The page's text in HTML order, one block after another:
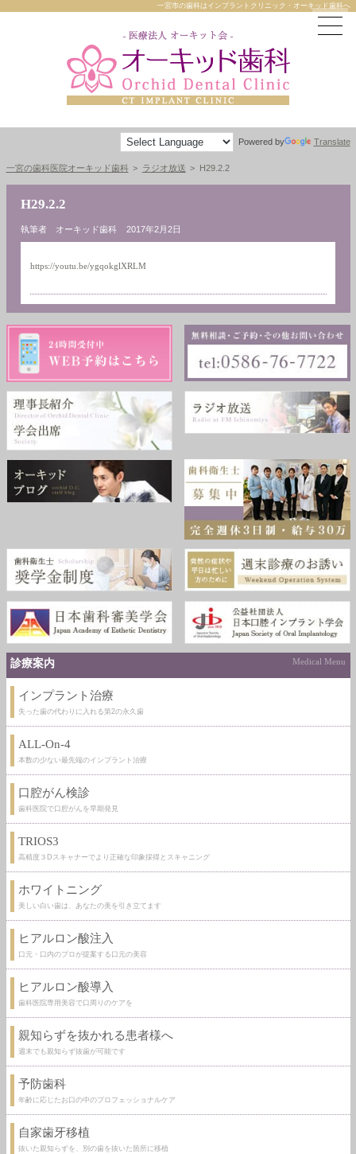
一宮市の歯科はインプラントクリニック・オーキッド歯科へ
Powered by Translate
診療案内 Medical Menu
インプラント治療
失った歯の代わりに入れる第2の永久歯
ALL-On-4
本数の少ない最先端のインプラント治療
口腔がん検診
歯科医院で口腔がんを早期発見
TRIOS3
高精度３Dスキャナーでより正確な印象採得とスキャニング
ホワイトニング
美しい白い歯は、あなたの美を引き立てます
ヒアルロン酸注入
口元・口内のプロが提案する口元の美容
ヒアルロン酸導入
歯科医院専用美容で口周りのケアを
親知らずを抜かれる患者様へ
週末でも親知らず抜歯が可能です
予防歯科
年齢に応じたお口の中のプロフェッショナルケア
自家歯牙移植
抜いた親知らずを、別の歯を抜いた箇所に移植
一宮の歯科医院オーキッド歯科 ラジオ放送 H29.2.2
H29.2.2
執筆者 オーキッド歯科 2017年2月2日
https://youtu.be/ygqokglXRLM